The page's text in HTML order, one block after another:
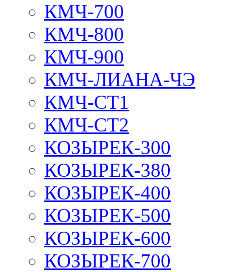
КМЧ-700
КМЧ-800
КМЧ-900
КМЧ-ЛИАНА-ЧЭ
КМЧ-СТ1
КМЧ-СТ2
КОЗЫРЕК-300
КОЗЫРЕК-380
КОЗЫРЕК-400
КОЗЫРЕК-500
КОЗЫРЕК-600
КОЗЫРЕК-700